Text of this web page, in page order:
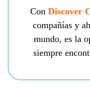
Con Discover
compañías y
mundo, es la
siempre